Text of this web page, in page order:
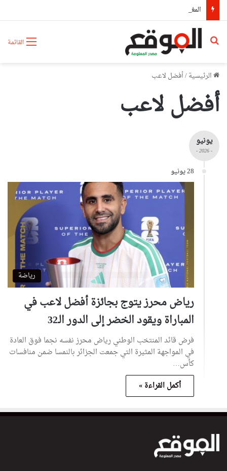
المغرب يشعل أزمة دبلوماسية بين إسبانيا وإيطاليا
القائمة بحث عن
الرئيسية/أفضل لاعب
أفضل لاعب
يونيو
- 2026 -
28 يونيو
رياضة
رياض محرز يتوج بجائزة أفضل لاعب في
المباراة ويقود الخضر إلى الدور الـ32
فرض قائد المنتخب الوطني رياض محرز نفسه نجما فوق العادة
في المواجهة المثيرة التي جمعت الجزائر بالنمسا ضمن منافسات
كأس…
أكمل القراءة »